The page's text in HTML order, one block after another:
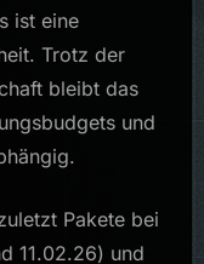
ist eine
Trotz der
bleibt das
und
Pakete bei
11.02.26) und